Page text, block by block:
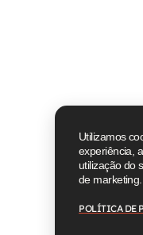
Utilizamos
experiência,
utilização do
de marketing.
POLÍTICA DE